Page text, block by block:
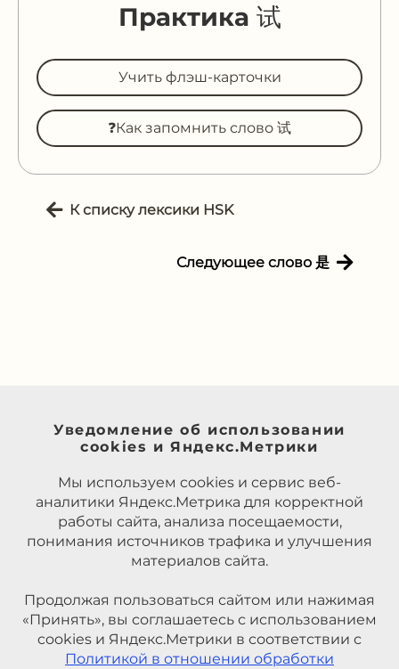
Практика 试
Учить флэш-карточки
❓Как запомнить слово 试
К списку лексики HSK
Следующее слово 是
Уведомление об использовании
cookies и Яндекс.Метрики
Мы используем cookies и сервис веб-
аналитики Яндекс.Метрика для корректной
работы сайта, анализа посещаемости,
понимания источников трафика и улучшения
материалов сайта.
Продолжая пользоваться сайтом или нажимая
«Принять», вы соглашаетесь с использованием
cookies и Яндекс.Метрики в соответствии с
Политикой в отношении обработки